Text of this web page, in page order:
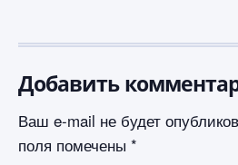
Добавить
Ваш e-mail не будет
поля помечены *